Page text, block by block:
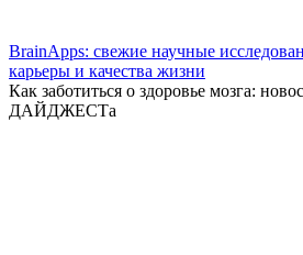
BrainApps: свежие научные
карьеры и качества жизни
Как заботиться о здоровье мозга:
ДАЙДЖЕСТа